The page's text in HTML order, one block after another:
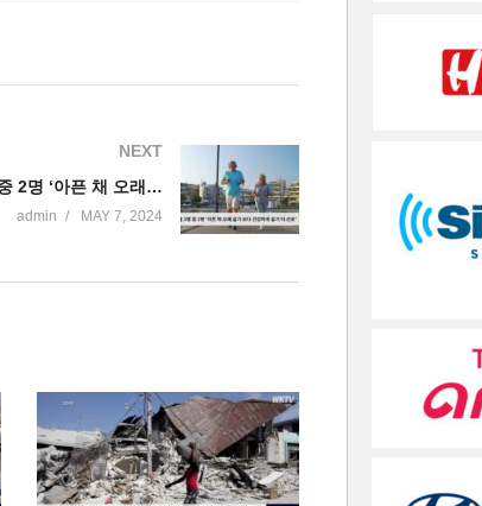
NEXT
미국민들 3명 중 2명 ‘아픈 채 오래 살기 보다 건강하게 살기 더 선호’
admin MAY 7, 2024